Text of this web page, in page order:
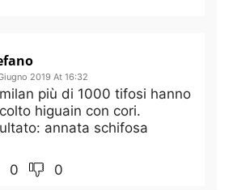
2019 At 16:32
più di 1000 tifosi hanno
higuain con cori.
annata schifosa
0 0